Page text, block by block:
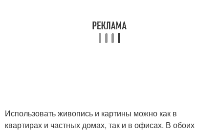
Использовать живопись и картины можно как в
квартирах и частных домах, так и в офисах. В обоих